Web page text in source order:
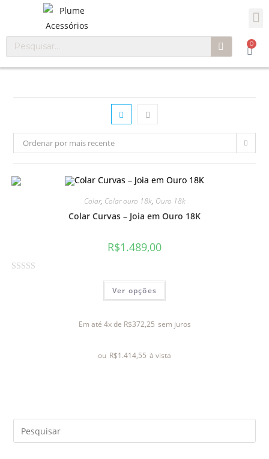
0
Ordenar por mais recente
Colar, Colar ouro 18k, Ouro 18k
Colar Curvas – Joia em Ouro 18K
R$1.489,00
Ver opções
Em até 4x de R$372,25 sem juros
ou R$1.414,55 à vista